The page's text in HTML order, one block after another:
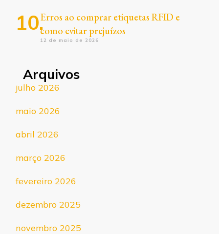
Erros ao comprar etiquetas RFID e
como evitar prejuízos
12 de maio de 2026
Arquivos
julho 2026
maio 2026
abril 2026
março 2026
fevereiro 2026
dezembro 2025
novembro 2025